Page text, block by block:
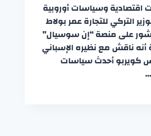
اقتصادية وسياسات أوروبية
التركي للتجارة عمر بولاط
على منصة “إن سوسيال”
أنه ناقش مع نظيره الإسباني
كويربو أحدث سياسات